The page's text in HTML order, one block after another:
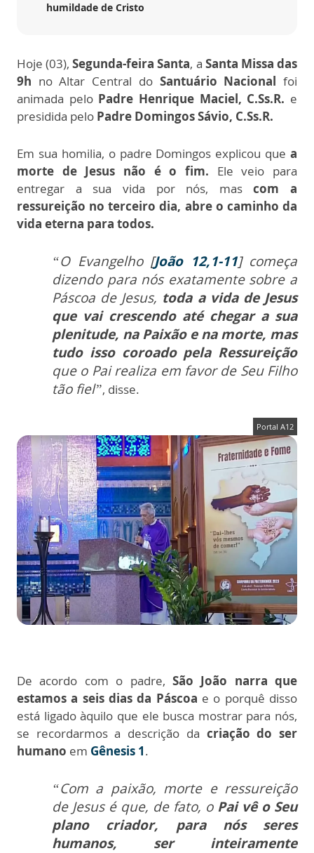
humildade de Cristo
Hoje (03),Segunda-feira Santa, a Santa Missa das
9h no Altar Central doSantuário Nacionalfoi
animada pelo Padre Henrique Maciel, C.Ss.R. e
presidida pelo Padre Domingos Sávio, C.Ss.R.
Em sua homilia, o padre Domingos explicou que a
morte de Jesus não é o fim. Ele veio para
entregar a sua vida por nós, mascom a
ressureição no terceiro dia, abre o caminho da
vida eterna para todos.
“O Evangelho [João 12,1-11] começa
dizendo para nós exatamente sobre a
Páscoa de Jesus, toda a vida de Jesus
que vai crescendo até chegar a sua
plenitude, na Paixão e na morte, mas
tudo isso coroado pela Ressureição
que o Pai realiza em favor de Seu Filho
tão fiel”, disse.
Portal A12
De acordo com o padre, São João narra que
estamos a seis dias da Páscoa e o porquê disso
está ligado àquilo que ele busca mostrar para nós,
se recordarmos a descrição da criação do ser
humano em Gênesis 1.
“Com a paixão, morte e ressureição
de Jesus é que, de fato, oPai vê o Seu
plano criador, para nós seres
humanos, ser inteiramente